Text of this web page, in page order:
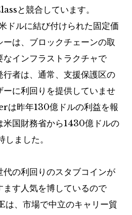
と競合しています。
ルに結び付けられた固定価
は、ブロックチェーンの取
なインフラストラクチャで
者は、通常、支援保護区の
ーに利回りを提供していませ
は昨年130億ドルの利益を報
米国財務省から1430億ドルの
ました。
代の利回りのスタブコインが
ます人気を博しているので
、市場で中立のキャリー貿